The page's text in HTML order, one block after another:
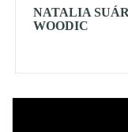
NATALIA
WOODIC